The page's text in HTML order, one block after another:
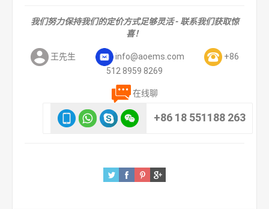
我们努力保持我们的定价方式足够灵活 - 联系我们获取惊
喜！
王先生 info@aoems.com
+86
512 8959 8269
在线聊
+86 18 551188 263